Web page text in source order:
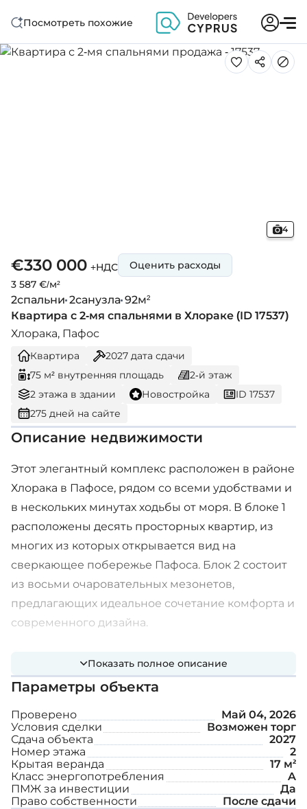
Посмотреть похожие
4
€330 000 +НДС
3 587 €/м²
Оценить расходы
2спальни 2санузла 92м²
Квартира с 2-мя спальнями в Хлораке (ID 17537)
Хлорака, Пафос
Квартира 2027 дата сдачи
75 м² внутренняя площадь
2-й этаж
2 этажа в здании
Новостройка
ID 17537
275 дней на сайте
Описание недвижимости
Этот элегантный комплекс расположен в районе
Хлорака в Пафосе, рядом со всеми удобствами и
в нескольких минутах ходьбы от моря. В блоке 1
расположены десять просторных квартир, из
многих из которых открывается вид на
сверкающее побережье Пафоса. Блок 2 состоит
из восьми очаровательных мезонетов,
предлагающих идеальное сочетание комфорта и
современного дизайна.
Крытая парковка
Внутренняя площадь: 75 м²
Крытая веранда: 17 м²
Показать полное описание
Параметры объекта
Проверено
Май 04, 2026
Условия сделки
Возможен торг
Сдача объекта
2027
Номер этажа
2
Крытая веранда
17 м²
Класс энергопотребления
A
ПМЖ за инвестиции
Да
Право собственности
После сдачи